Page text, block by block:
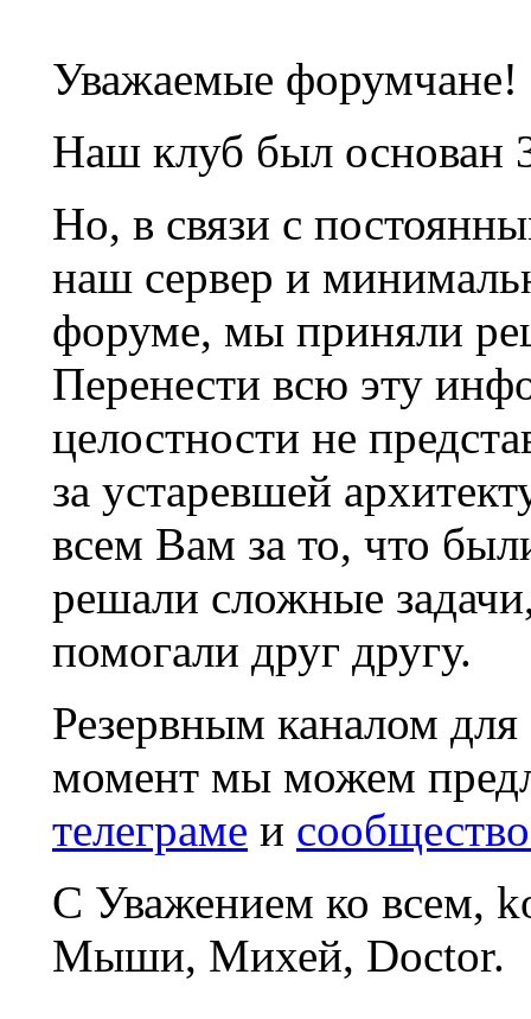
Уважаемые форумчане!
Наш клуб был основан
Но, в связи с
наш сервер и
форуме, мы приняли
Перенести всю эту
целостности не
за устаревшей
всем Вам за то, что
решали сложные
помогали друг другу.
Резервным каналом
момент мы можем
телеграме и
С Уважением ко всем,
Мыши, Михей, Doctor.